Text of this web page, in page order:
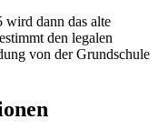
dann das alte
den legalen
von der Grundschule